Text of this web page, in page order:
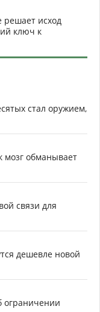
решает исход
ключ к
стал оружием,
мозг обманывает
связи для
дешевле новой